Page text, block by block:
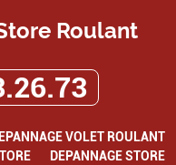
Roulant
VOLET ROULANT
DEPANNAGE STORE